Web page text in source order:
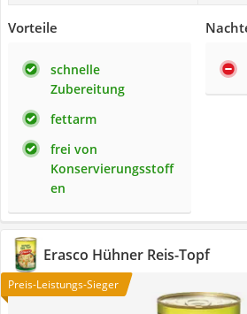
Vorteile
schnelle
Zubereitung
fettarm
frei von
Konservierungsstoff
en
Erasco Hühner Reis-Topf
Preis-Leistungs-Sieger